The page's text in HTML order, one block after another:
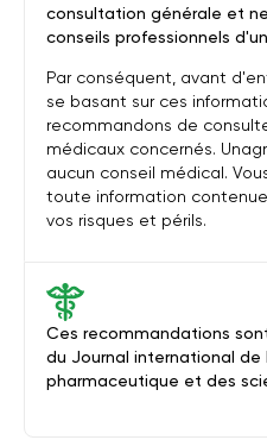
Ces recommandations
du Journal international de
pharmaceutique et des
consultation générale et
conseils professionnels
Par conséquent, avant
se basant sur ces
recommandons de
médicaux concernés.
aucun conseil médical.
toute information
vos risques et périls.